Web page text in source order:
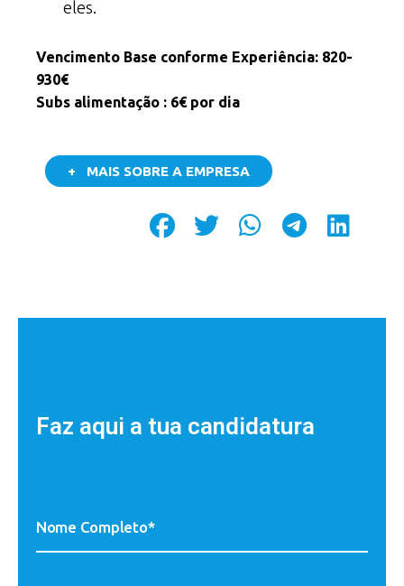
eles.
Vencimento Base conforme Experiência: 820-
930€
Subs alimentação : 6€ por dia
+ MAIS SOBRE A EMPRESA
Faz aqui a tua candidatura